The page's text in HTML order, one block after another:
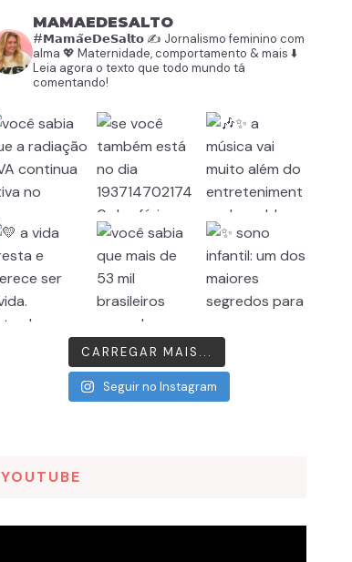
MAMAEDESALTO
#𝗠𝗮𝗺𝗮̃𝗲𝗗𝗲𝗦𝗮𝗹𝘁𝗼 ✍️ Jornalismo feminino com
alma 💖 Maternidade, comportamento & mais ⬇️
Leia agora o texto que todo mundo tá
comentando!
CARREGAR MAIS...
Seguir no Instagram
YOUTUBE